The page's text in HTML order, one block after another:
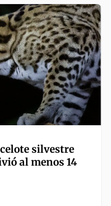
silvestre
al menos 14